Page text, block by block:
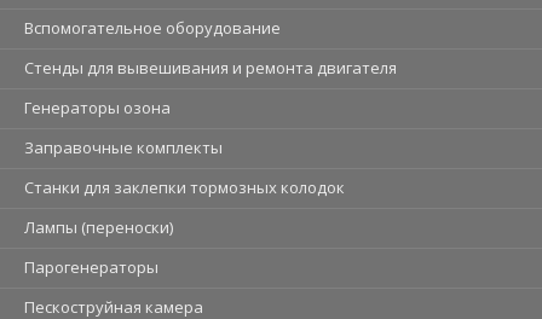
Вспомогательное оборудование
Стенды для вывешивания и ремонта двигателя
Генераторы озона
Заправочные комплекты
Станки для заклепки тормозных колодок
Лампы (переноски)
Парогенераторы
Пескоструйная камера